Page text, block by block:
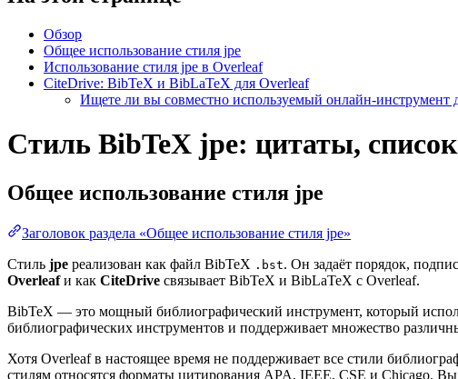
Обзор
Общее использование стиля jpe
Использование стиля jpe в Overleaf
CiteDrive: BibTeX и BibLaTeX для Overleaf
Ищете ли вы совместно используемый онлайн-
Стиль BibTeX jpe: цитаты,
Общее использование стиля jpe
Заголовок раздела «Общее использование стиля jpe»
Стиль jpe реализован как файл BibTeX .bst. Он задаёт порядок,
Overleafи как CiteDrive связывает BibTeX и BibLaTeX с Overleaf.
BibTeX — это мощный библиографический инструмент, который
библиографических инструментов и поддерживает множество
Хотя Overleaf в настоящее время не поддерживает все стили
стилям относятся форматы цитирования APA, IEEE, CSE и Chicago.